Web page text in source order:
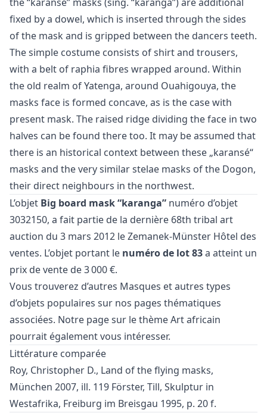
fixed by a dowel, which is inserted through the sides
of the mask and is gripped between the dancers teeth.
The simple costume consists of shirt and trousers,
with a belt of raphia fibres wrapped around. Within
the old realm of Yatenga, around Ouahigouya, the
masks face is formed concave, as is the case with
present mask. The raised ridge dividing the face in two
halves can be found there too. It may be assumed that
there is an historical context between these „karansé“
masks and the very similar stelae masks of the Dogon,
their direct neighbours in the northwest.
L’objet Big board mask “karanga” numéro d’objet
3032150, a fait partie de la dernière 68th tribal art
auction du 3 mars 2012 le Zemanek-Münster Hôtel des
ventes. L’objet portant le numéro de lot 83a atteint un
prix de vente de 3 000 €.
Vous trouverez d’autres Masques etautres types
d’objets populaires sur nos pages thématiques
associées. Notre page sur le thèmeArt africain
pourrait également vous intéresser.
Littérature comparée
Roy, Christopher D., Land of the flying masks,
München 2007, ill. 119 Förster, Till, Skulptur in
Westafrika, Freiburg im Breisgau 1995, p. 20 f.